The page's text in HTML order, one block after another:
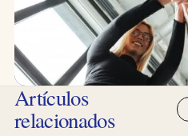
Artículos
relacionados